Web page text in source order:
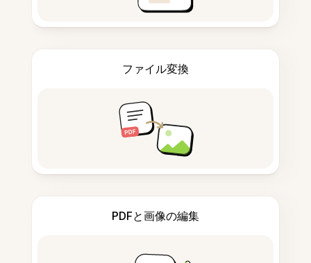
ファイル変換
PDFと画像の編集